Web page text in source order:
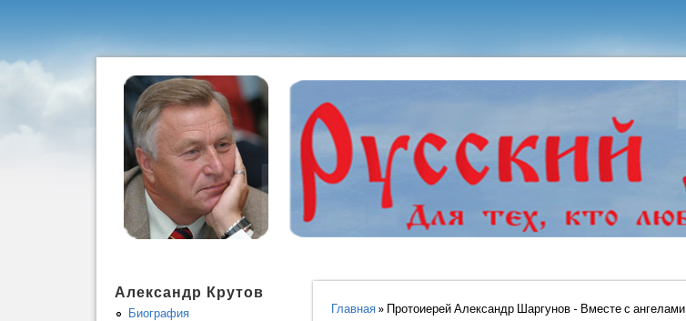
Вы здесь
Главная » Протоиерей Александр Шаргунов - Вместе с ангелами
Александр Крутов
Биография